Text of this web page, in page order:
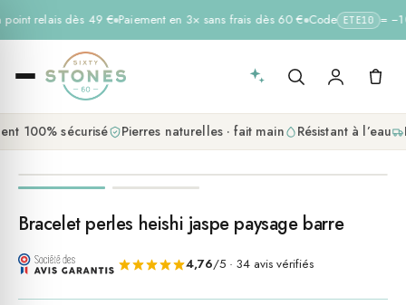
relais dès 49 € Paiement en 3× sans frais dès 60 € Code ETE10 =
100% sécurisé Pierres naturelles · fait main Résistant à l’eau
promo
Bracelet perles heishi jaspe paysage barre
4,76/5 · 34 avis vérifiés